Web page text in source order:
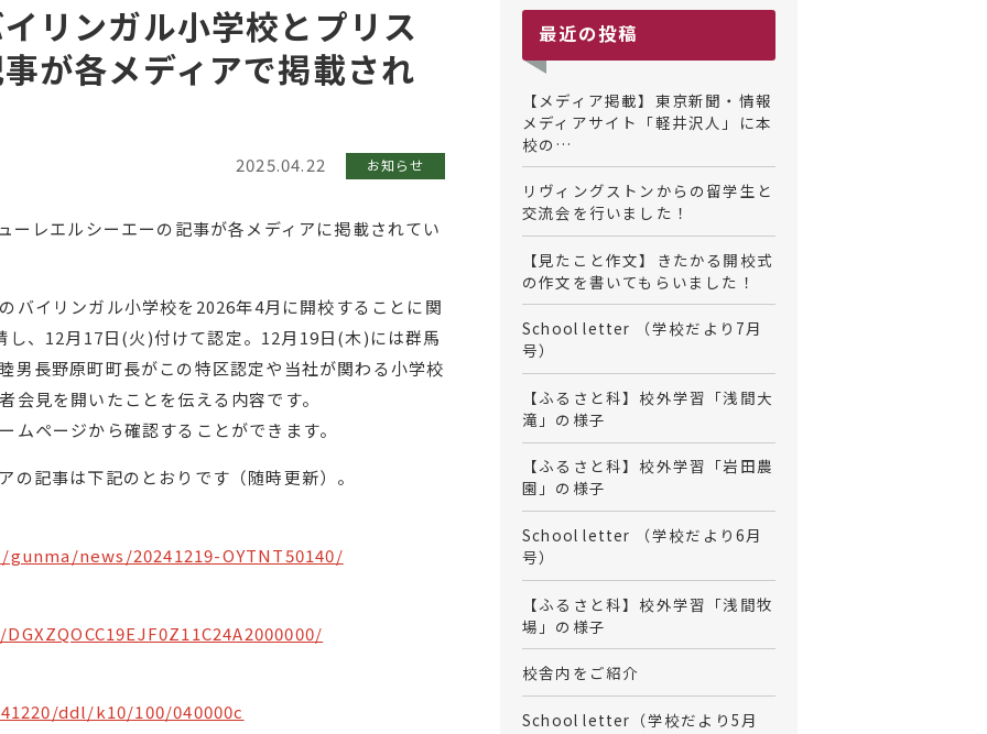
リンガル小学校とプリス
が各メディアで掲載され
2025.04.22 お知らせ
ーレエルシーエーの記事が各メディアに掲載されてい
バイリンガル小学校を2026年4月に開校することに関
、12月17日(火)付けて認定。12月19日(木)には群馬
男長野原町町長がこの特区認定や当社が関わる小学校
見を開いたことを伝える内容です。
ページから確認することができます。
記事は下記のとおりです（随時更新）。
news/20241219-OYTNT50140/
ddl/k10/100/040000c
最近の投稿
【メディア掲載】東京新聞・情報
メディアサイト「軽井沢人」に本
校の…
リヴィングストンからの留学生と
交流会を行いました！
【見たこと作文】きたかる開校式
の作文を書いてもらいました！
School letter （学校だより7月
号）
【ふるさと科】校外学習「浅間大
滝」の様子
【ふるさと科】校外学習「岩田農
園」の様子
School letter （学校だより6月
号）
【ふるさと科】校外学習「浅間牧
場」の様子
校舎内をご紹介
School letter（学校だより5月